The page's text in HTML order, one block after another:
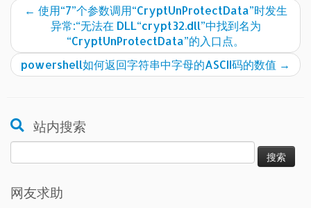
← 使用“7”个参数调用“CryptUnProtectData”时发生
异常:“无法在 DLL“crypt32.dll”中找到名为
“CryptUnProtectData”的入口点。
powershell如何返回字符串中字母的ASCII码的数值 →
站内搜索
索：
网友求助